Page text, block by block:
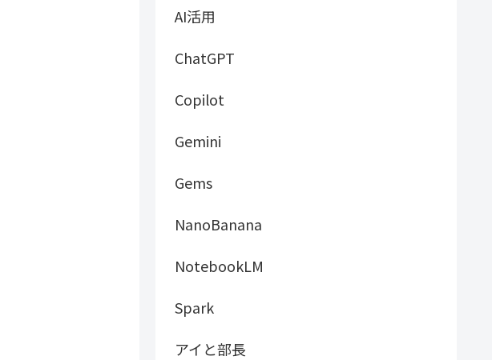
AI活用
ChatGPT
Copilot
Gemini
Gems
NanoBanana
NotebookLM
Spark
アイと部長